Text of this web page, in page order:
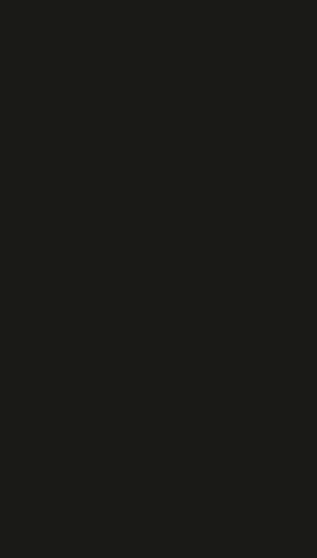
como zagueiro
para o elenco
alegria retornar